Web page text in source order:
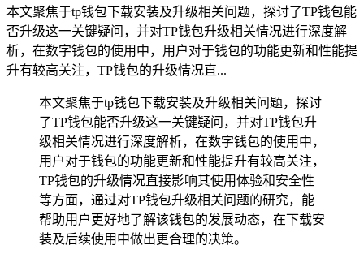
本文聚焦于tp钱包下载安装及升级相关问题，探讨了TP钱包能
否升级这一关键疑问，并对TP钱包升级相关情况进行深度解
析，在数字钱包的使用中，用户对于钱包的功能更新和性能提
升有较高关注，TP钱包的升级情况直...
本文聚焦于tp钱包下载安装及升级相关问题，探讨
了TP钱包能否升级这一关键疑问，并对TP钱包升
级相关情况进行深度解析，在数字钱包的使用中，
用户对于钱包的功能更新和性能提升有较高关注，
TP钱包的升级情况直接影响其使用体验和安全性
等方面，通过对TP钱包升级相关问题的研究，能
帮助用户更好地了解该钱包的发展动态，在下载安
装及后续使用中做出更合理的决策。